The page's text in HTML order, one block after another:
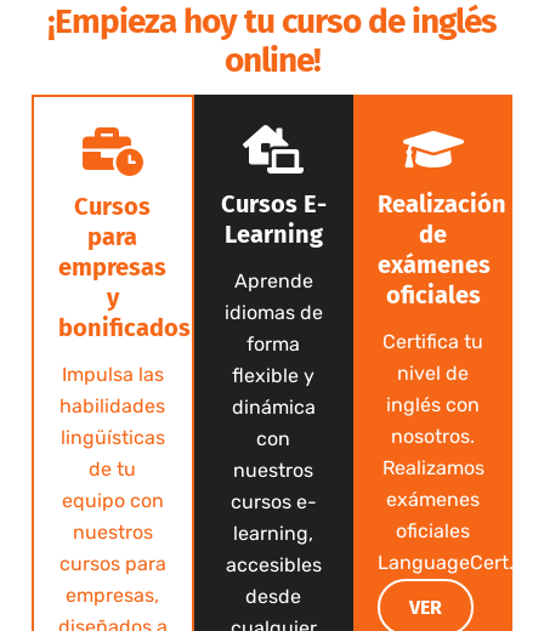
¡Empieza hoy tu curso de inglés
online!
Cursos
para
empresas
y
bonificados
Impulsa las
habilidades
lingüísticas
de tu
equipo con
nuestros
cursos para
empresas,
diseñados a
Cursos E-
Learning
Aprende
idiomas de
forma
flexible y
dinámica
con
nuestros
cursos e-
learning,
accesibles
desde
Realización
de
exámenes
oficiales
Certifica tu
nivel de
inglés con
nosotros.
Realizamos
exámenes
oficiales
LanguageCert.
VER